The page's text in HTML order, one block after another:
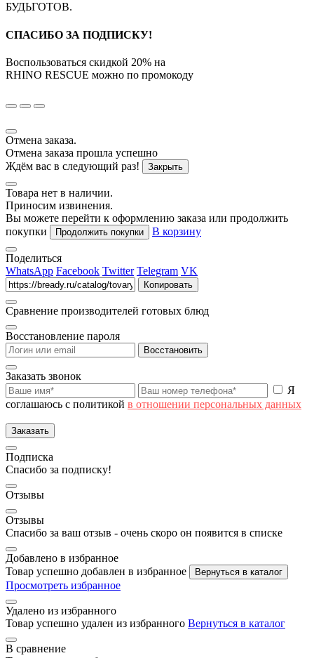
БУДЬГОТОВ.
СПАСИБО ЗА ПОДПИСКУ!
Воспользоваться скидкой 20% на
RHINO RESCUE можно по промокоду
Отмена заказа.
Отмена заказа прошла успешно
Ждём вас в следующий раз!
Закрыть
Товара нет в наличии.
Приносим извинения.
Вы можете перейти к оформлению заказа или продолжить
покупки
Продолжить покупки В корзину
Поделиться
WhatsApp Facebook Twitter Telegram VK
Копировать
Сравнение производителей готовых блюд
Восстановление пароля
Восстановить
Заказать звонок
Я
соглашаюсь с политикой в отношении персональных данных
Заказать
Подписка
Спасибо за подписку!
Отзывы
Отзывы
Спасибо за ваш отзыв - очень скоро он появится в списке
Добавлено в избранное
Товар успешно добавлен в избранное
Вернуться в каталог
Просмотреть избранное
Удалено из избранного
Товар успешно удален из избранного Вернуться в каталог
В сравнение